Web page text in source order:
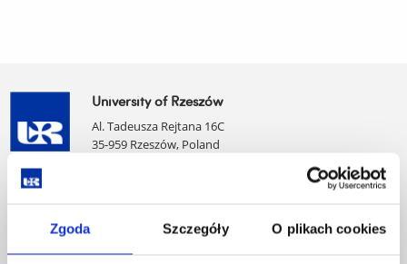
Zgoda Szczegóły O plikach cookies
University of Rzeszów
Al. Tadeusza Rejtana 16C
35-959 Rzeszów, Poland
navigation
Strategic Vision 2030